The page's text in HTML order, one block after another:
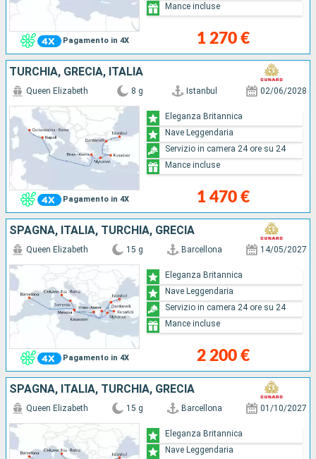
Pagamento in 4X 1 270 €
Mance incluse
TURCHIA, GRECIA, ITALIA
Pagamento in 4X
Queen Elizabeth 8 g Istanbul 02/06/2028
1 470 €
Eleganza Britannica
Nave Leggendaria
Servizio in camera 24 ore su 24
Mance incluse
SPAGNA, ITALIA, TURCHIA, GRECIA
Pagamento in 4X
Queen Elizabeth 15 g Barcellona 14/05/2027
2 200 €
Eleganza Britannica
Nave Leggendaria
Servizio in camera 24 ore su 24
Mance incluse
SPAGNA, ITALIA, TURCHIA, GRECIA
Queen Elizabeth 15 g Barcellona 01/10/2027
Eleganza Britannica
Nave Leggendaria